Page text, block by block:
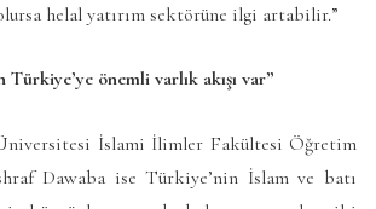
helal yatırım sektörüne ilgi artabilir.”
Türkiye’ye önemli varlık akışı var”
İslami İlimler Fakültesi Öğretim
Dawaba ise Türkiye’nin İslam ve batı